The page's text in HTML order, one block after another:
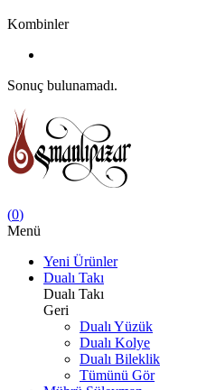
Kombinler
Sonuç bulunamadı.
(0)
Menü
Yeni Ürünler
Dualı Takı
Dualı Takı
Geri
Dualı Yüzük
Dualı Kolye
Dualı Bileklik
Tümünü Gör